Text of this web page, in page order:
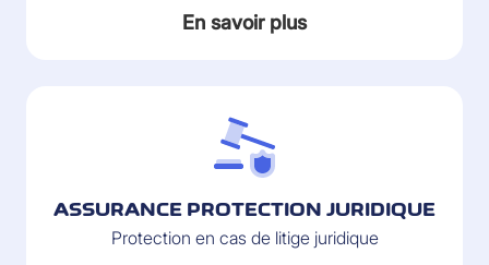
En savoir plus
ASSURANCE PROTECTION JURIDIQUE
Protection en cas de litige juridique